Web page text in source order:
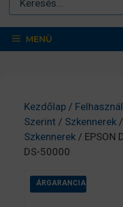
MENÜ
Kezdőlap /
Szerint / Szkennerek /
Szkennerek / EPSON
DS-50000
ÁRGARANCIA